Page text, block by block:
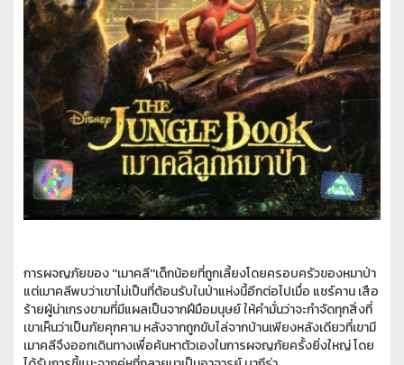
การผจญภัยของ ''เมาคลี''เด็กน้อยที่ถูกเลี้ยงโดยครอบครัวของหมาป่า
แต่เมาคลีพบว่าเขาไม่เป็นที่ต้อนรับในป่าแห่งนี้อีกต่อไปเมื่อ แชร์คาน เสือ
ร้ายผู้น่าเกรงขามที่มีแผลเป็นจากฝีมือมนุษย์ ให้คำมั่นว่าจะกำจัดทุกสิ่งที่
เขาเห็นว่าเป็นภัยคุกคาม หลังจากถูกขับไล่จากบ้านเพียงหลังเดียวที่เขามี
เมาคลีจึงออกเดินทางเพื่อค้นหาตัวเองในการผจญภัยครั้งยิ่งใหญ่ โดย